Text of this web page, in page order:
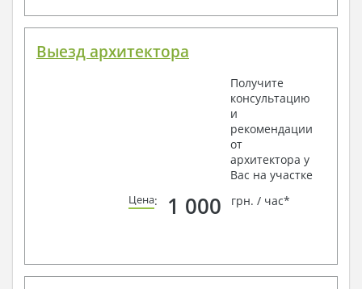
Выезд архитектора
Получите
консультацию
и
рекомендации
от
архитектора у
Вас на участке
Цена: 1 000 грн. / час*